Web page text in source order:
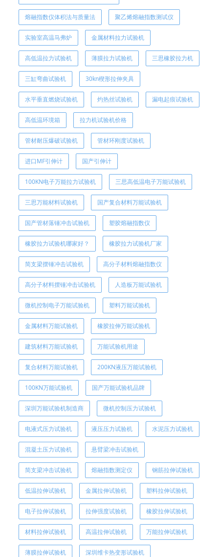
熔融指数仪体积法与质量法 聚乙烯熔融指数测试仪
实验室高温马弗炉 金属材料拉力试验机
高低温拉力试验机 薄膜拉力试验机 ​三思橡胶拉力机
三缸弯曲试验机 30kn楔形拉伸夹具
水平垂直燃烧试验机 灼热丝试验机 漏电起痕试验机
高低温环境箱 拉力机试验机价格
管材耐压爆破试验机 管材环刚度试验机
进口MF引伸计 国产引伸计
100KN电子万能拉力试验机 三思高低温电子万能试验机
三思万能材料试验机 国产复合材料万能试验机
国产管材落锤冲击试验机 塑胶熔融指数仪
橡胶拉力试验机哪家好？ 橡胶拉力试验机厂家
简支梁摆锤冲击试验机 高分子材料熔融指数仪
高分子材料摆锤冲击试验机 人造板万能试验机
微机控制电子万能试验机 塑料万能试验机
金属材料万能试验机 橡胶拉伸万能试验机
建筑材料万能试验机 万能试验机用途
复合材料万能试验机 200KN液压万能试验机
100KN万能试验机 国产万能试验机品牌
深圳万能试验机制造商 微机控制压力试验机
电液式压力试验机 液压压力试验机 水泥压力试验机
混凝土压力试验机 悬臂梁冲击试验机
简支梁冲击试验机 熔融指数测定仪 钢筋拉伸试验机
低温拉伸试验机 金属拉伸试验机 塑料拉伸试验机
电子拉伸试验机 拉伸强度试验机 橡胶拉伸试验机
材料拉伸试验机 高温拉伸试验机 万能拉伸试验机
薄膜拉伸试验机 深圳维卡热变形试验机